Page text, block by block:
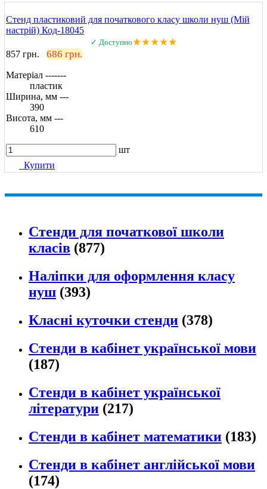
Стенд пластиковий для початкового класу школи нуш (Мій
настрій) Код-18045
✓ Доступно★★★★★
857 грн. 686 грн.
Матеріал -------
пластик
Ширина, мм ---
390
Висота, мм ---
610
шт
Купити
Стенди для початкової школи
класів (877)
Наліпки для оформлення класу
нуш (393)
Класні куточки стенди (378)
Стенди в кабінет української мови
(187)
Стенди в кабінет української
літератури (217)
Стенди в кабінет математики (183)
Стенди в кабінет англійської мови
(174)